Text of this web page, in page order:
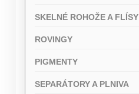
SKELNÉ ROHOŽE A FLÍSY
ROVINGY
PIGMENTY
SEPARÁTORY A PLNIVA